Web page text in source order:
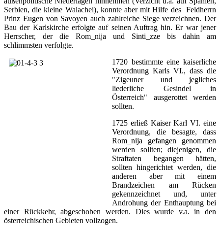
Serbien, die kleine Walachei), konnte aber mit Hilfe des Feldherrn
Prinz Eugen von Savoyen auch zahlreiche Siege verzeichnen. Der
Bau der Karlskirche erfolgte auf seinen Auftrag hin. Er war jener
Herrscher, der die Rom_nija und Sinti_zze bis dahin am
schlimmsten verfolgte.
1720 bestimmte eine kaiserliche
Verordnung Karls VI., dass die
"Zigeuner und jegliches
liederliche Gesindel in
Österreich" ausgerottet werden
sollten.
1725 erließ Kaiser Karl VI. eine
Verordnung, die besagte, dass
Rom_nija gefangen genommen
werden sollten; diejenigen, die
Straftaten begangen hätten,
sollten hingerichtet werden, die
anderen aber mit einem
Brandzeichen am Rücken
gekennzeichnet und, unter
Androhung der Enthauptung bei
einer Rückkehr, abgeschoben werden. Dies wurde v.a. in den
österreichischen Gebieten vollzogen.